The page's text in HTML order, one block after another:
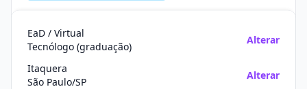
EaD / Virtual
Tecnólogo (graduação)
Alterar
Itaquera
São Paulo/SP
Alterar